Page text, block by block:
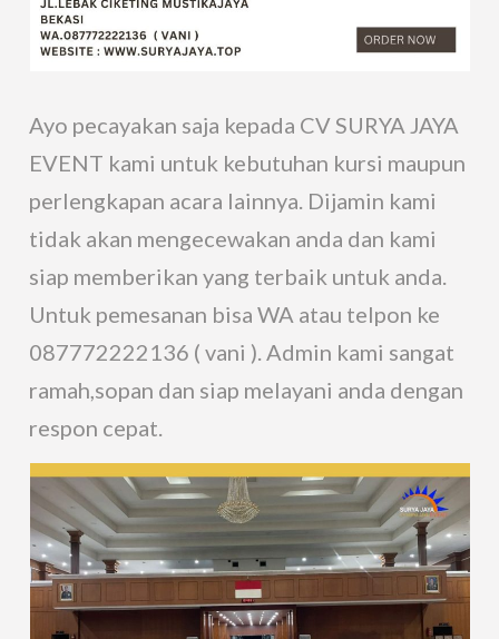
Ayo pecayakan saja kepada CV SURYA JAYA
EVENT kami untuk kebutuhan kursi maupun
perlengkapan acara lainnya. Dijamin kami
tidak akan mengecewakan anda dan kami
siap memberikan yang terbaik untuk anda.
Untuk pemesanan bisa WA atau telpon ke
087772222136 ( vani ). Admin kami sangat
ramah,sopan dan siap melayani anda dengan
respon cepat.